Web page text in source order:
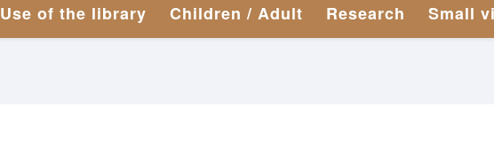
Use of the library Children / Adult Research Small